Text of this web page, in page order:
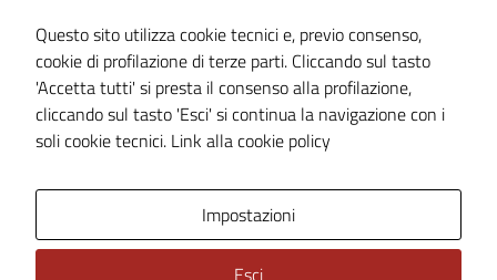
Cookie Policy
Note legali
Dichiarazione di accessibilità
Piano di miglioramento del sito
Questo sito utilizza cookie tecnici e, previo consenso,
cookie di profilazione di terze parti. Cliccando sul tasto
'Accetta tutti' si presta il consenso alla profilazione,
cliccando sul tasto 'Esci' si continua la navigazione con i
soli cookie tecnici. Link alla cookie policy
Impostazioni
Esci